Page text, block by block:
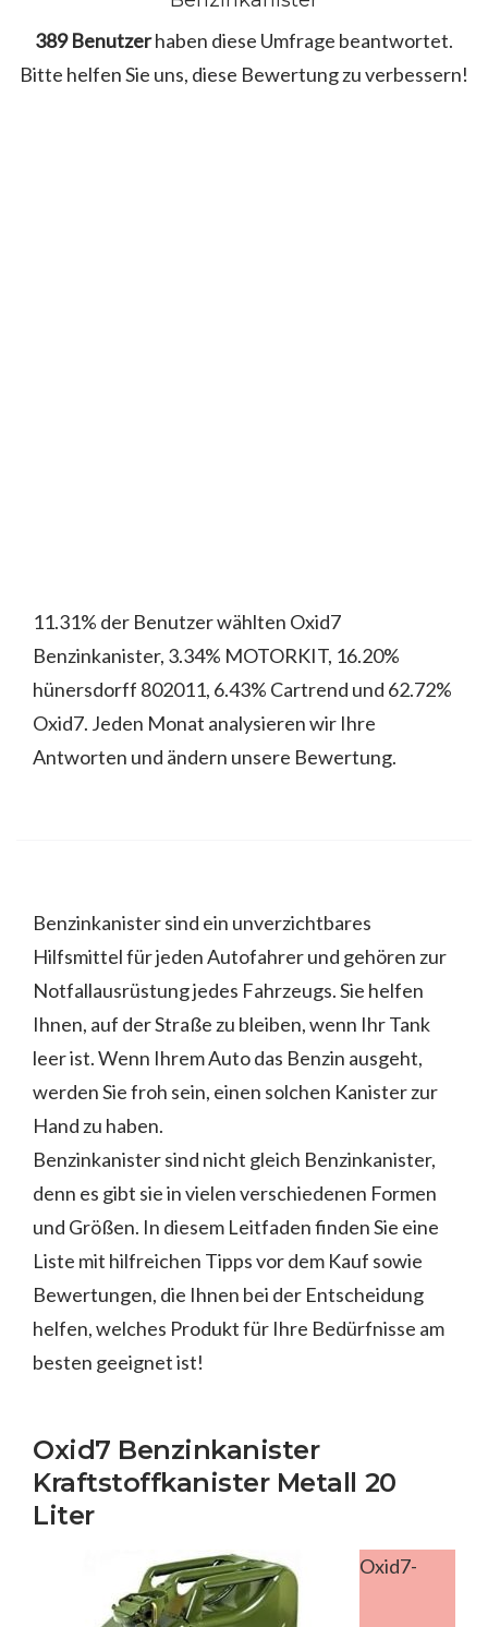
389 Benutzerhaben diese Umfrage beantwortet.
Bitte helfen Sie uns, diese Bewertung zu verbessern!
11.31% der Benutzer wählten Oxid7
Benzinkanister, 3.34% MOTORKIT, 16.20%
hünersdorff 802011, 6.43% Cartrend und 62.72%
Oxid7. Jeden Monat analysieren wir Ihre
Antworten und ändern unsere Bewertung.
Benzinkanister sind ein unverzichtbares
Hilfsmittel für jeden Autofahrer und gehören zur
Notfallausrüstung jedes Fahrzeugs. Sie helfen
Ihnen, auf der Straße zu bleiben, wenn Ihr Tank
leer ist. Wenn Ihrem Auto das Benzin ausgeht,
werden Sie froh sein, einen solchen Kanister zur
Hand zu haben.
Benzinkanister sind nicht gleich Benzinkanister,
denn es gibt sie in vielen verschiedenen Formen
und Größen. In diesem Leitfaden finden Sie eine
Liste mit hilfreichen Tipps vor dem Kauf sowie
Bewertungen, die Ihnen bei der Entscheidung
helfen, welches Produkt für Ihre Bedürfnisse am
besten geeignet ist!
Oxid7 Benzinkanister
Kraftstoffkanister Metall 20
Liter
Oxid7-